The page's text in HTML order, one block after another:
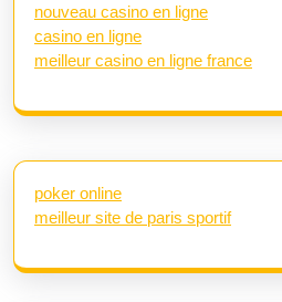
nouveau casino en ligne
casino en ligne
meilleur casino en ligne france
poker online
meilleur site de paris sportif